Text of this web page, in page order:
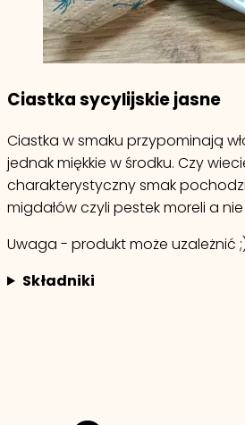
Ciastka sycylijskie jasne
Ciastka w smaku przypominają
jednak miękkie w środku. Czy
charakterystyczny smak
migdałów czyli pestek moreli a
Uwaga - produkt może uzależnić
Składniki